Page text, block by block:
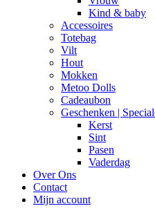
Kind & baby
Accessoires
Totebag
Vilt
Hout
Mokken
Metoo Dolls
Cadeaubon
Geschenken |
Kerst
Sint
Pasen
Vaderdag
Over Ons
Contact
Mijn account